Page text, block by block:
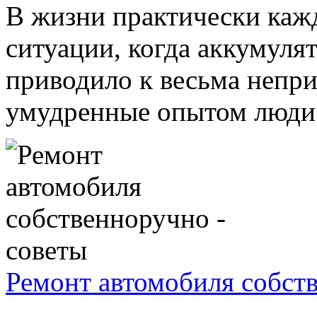
В жизни практически
ситуации, когда
приводило к весьма
умудренные опытом
Ремонт автомобиля